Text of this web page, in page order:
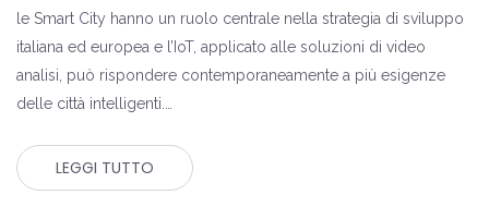
le Smart City hanno un ruolo centrale nella strategia di sviluppo
italiana ed europea e l’IoT, applicato alle soluzioni di video
analisi, può rispondere contemporaneamente a più esigenze
delle città intelligenti.…
LEGGI TUTTO